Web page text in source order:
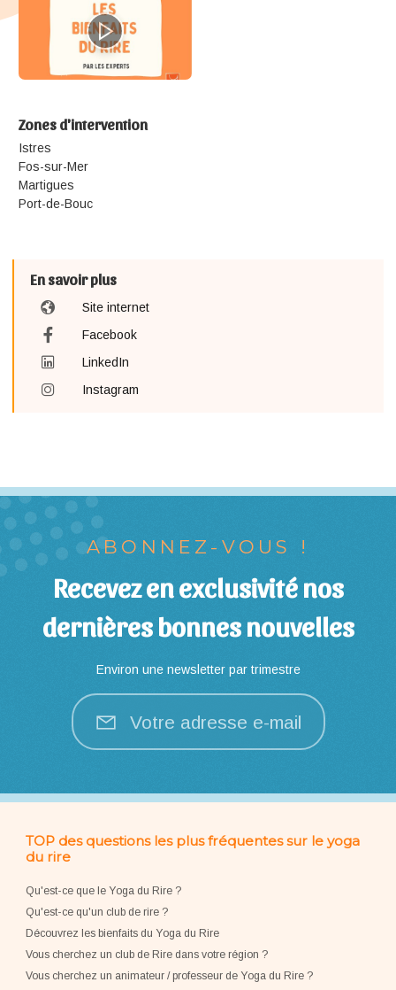
Zones d'intervention
Istres
Fos-sur-Mer
Martigues
Port-de-Bouc
En savoir plus
Site internet
Facebook
LinkedIn
Instagram
ABONNEZ-VOUS !
Recevez en exclusivité nos
dernières bonnes nouvelles
Environ une newsletter par trimestre
Votre adresse e-mail
TOP des questions les plus fréquentes sur le yoga
du rire
Qu'est-ce que le Yoga du Rire ?
Qu'est-ce qu'un club de rire ?
Découvrez les bienfaits du Yoga du Rire
Vous cherchez un club de Rire dans votre région ?
Vous cherchez un animateur / professeur de Yoga du Rire ?